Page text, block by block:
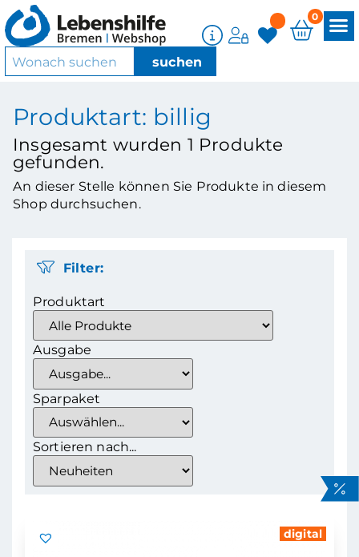
0
Produktart: billig
Insgesamt wurden 1 Produkte
gefunden.
An dieser Stelle können Sie Produkte in diesem
Shop durchsuchen.
Filter:
Produktart
Ausgabe
Sparpaket
Sortieren nach...
digital